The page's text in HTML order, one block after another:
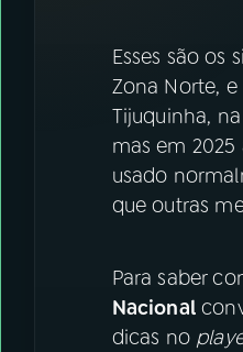
Esses são os
Zona Norte,
Tijuquinha,
mas em
usado
que outras
Para saber
Nacional
dicas no